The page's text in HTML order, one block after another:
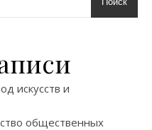
искусств и
общественных